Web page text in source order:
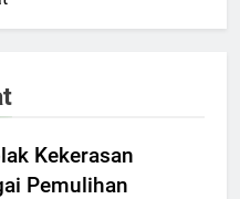
Kekerasan
Pemulihan